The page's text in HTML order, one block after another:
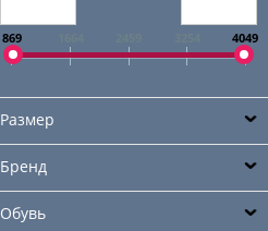
869 4049
Размер
Бренд
Обувь